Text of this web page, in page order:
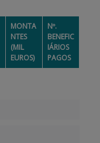
MONTA
NTES
(MIL
EUROS)
Nº.
BENEFIC
IÁRIOS
PAGOS